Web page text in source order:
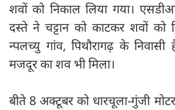
शवों को निकाल लिया गया।
दस्ते ने चट्टान को काटकर शवों को
न्पलच्यु गांव, पिथौरागढ़ के
मजदूर का शव भी मिला।
बीते 8 अक्टूबर को धारचूला-गुंजी